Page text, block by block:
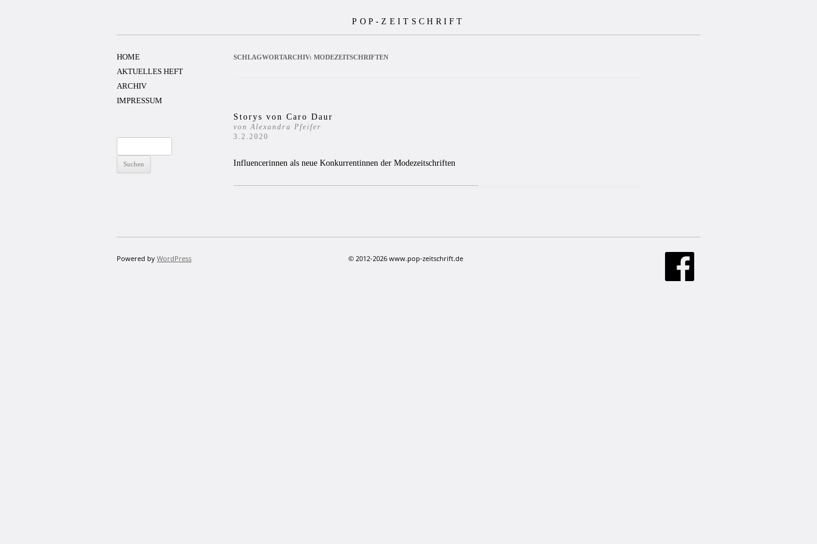
POP-ZEITSCHRIFT
SCHLAGWORTARCHIV: MODEZEITSCHRIFTEN
Storys von Caro Daur
von Alexandra Pfeifer
3.2.2020
Influencerinnen als neue Konkurrentinnen der Modezeitschriften
HOME
AKTUELLES HEFT
ARCHIV
IMPRESSUM
nach:
Powered by WordPress © 2012-2026 www.pop-zeitschrift.de